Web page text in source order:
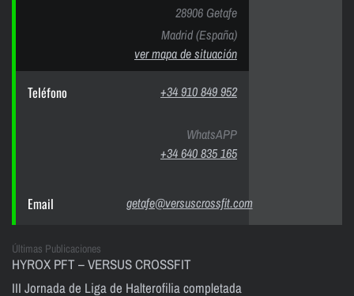
28906 Getafe
Madrid (España)
ver mapa de situación
Teléfono +34 910 849 952
WhatsAPP
+34 640 835 165
Email getafe@versuscrossfit.com
Últimas Publicaciones
HYROX PFT – VERSUS CROSSFIT
III Jornada de Liga de Halterofilia completada